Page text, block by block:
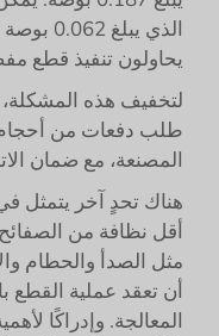
الذي
يحاولون تنفيذ قطع
لتخفيف هذه المشكلة،
طلب دفعات من
المصنعة، مع ضمان
هناك تحدٍ آخر يتمثل
أقل نظافة من الصفائح
مثل الصدأ والحطام
أن تعقد عملية القطع
المعالجة. وإدراكًا